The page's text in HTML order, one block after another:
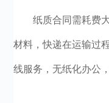
纸质合同需耗费
材料，快递在运输过
线服务，无纸化办公